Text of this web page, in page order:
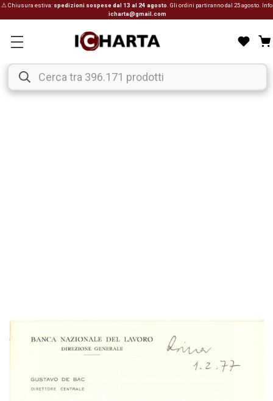
⚠ Chiusura estiva: spedizioni sospese dal 13 al 24 agosto . Gli ordini partiranno dal 25 agosto. Info:
icharta@gmail.com